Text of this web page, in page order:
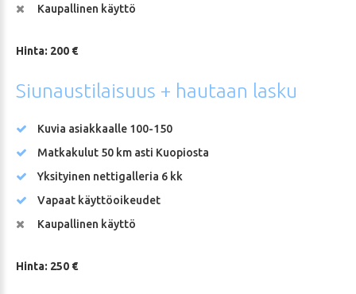
Kaupallinen käyttö
Hinta: 200 €
Siunaustilaisuus + hautaan lasku
Kuvia asiakkaalle 100-150
Matkakulut 50 km asti Kuopiosta
Yksityinen nettigalleria 6 kk
Vapaat käyttöoikeudet
Kaupallinen käyttö
Hinta: 250 €